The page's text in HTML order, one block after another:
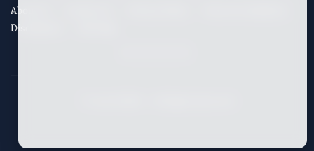
About Us
Disclaimers